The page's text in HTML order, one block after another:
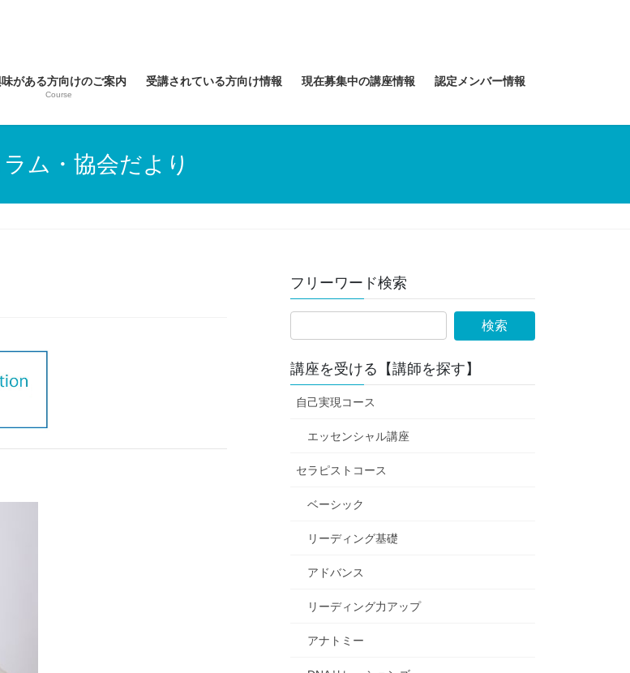
がある方向けのご案内
Course
受講されている方向け情報 現在募集中の講座情報 認定メンバー情報
ラム・協会だより
フリーワード検索
講座を受ける【講師を探す】
自己実現コース
エッセンシャル講座
セラピストコース
ベーシック
リーディング基礎
アドバンス
リーディング力アップ
アナトミー